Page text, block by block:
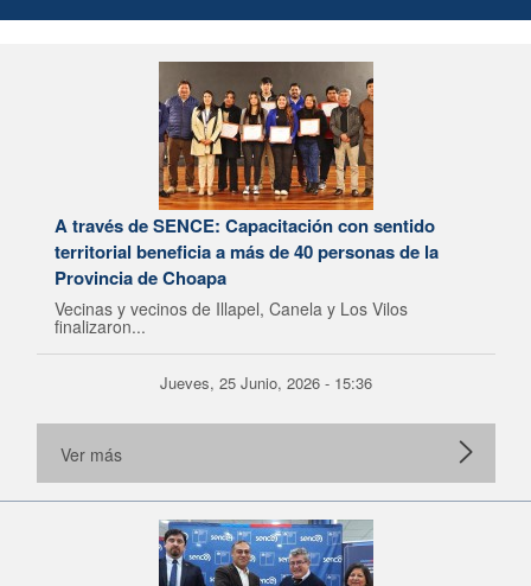
A través de SENCE: Capacitación con sentido
territorial beneficia a más de 40 personas de la
Provincia de Choapa
Vecinas y vecinos de Illapel, Canela y Los Vilos
finalizaron...
Jueves, 25 Junio, 2026 - 15:36
Ver más